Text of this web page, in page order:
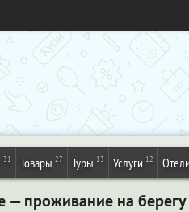
31 Товары 27 Туры 13 Услуги 12 Отели
— проживание на